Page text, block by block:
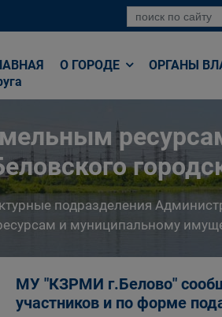
О ГОРОДЕ ОРГАНЫ
подразделения
и муниципальному
МУ "КЗРМИ г.Белово"
участников и по форме